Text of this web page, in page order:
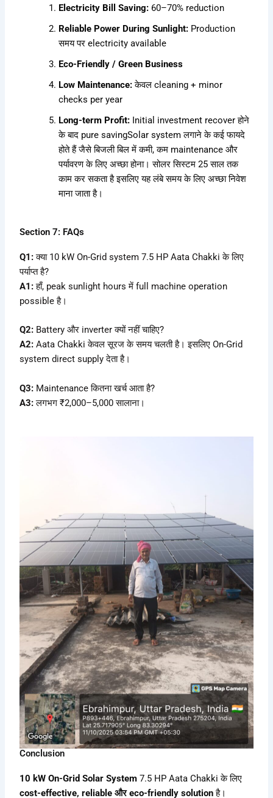
Electricity Bill Saving: 60–70% reduction
Reliable Power During Sunlight: Production
समय पर electricity available
Eco-Friendly / Green Business
Low Maintenance:केवल cleaning + minor
checks per year
Long-term Profit: Initial investment recover होने
के बाद pure savingSolar system लगाने के कई फायदे
होते हैं जैसे बिजली बिल में कमी, कम maintenance और
पर्यावरण के लिए अच्छा होना। सोलर सिस्टम 25 साल तक
काम कर सकता है इसलिए यह लंबे समय के लिए अच्छा निवेश
माना जाता है।
Section 7: FAQs
Q1:क्या 10 kW On-Grid system 7.5 HP Aata Chakki के लिए
पर्याप्त है?
A1:हाँ, peak sunlight hours में full machine operation
possible है।
Q2: Battery और inverter क्यों नहीं चाहिए?
A2: Aata Chakki केवल सूरज के समय चलती है। इसलिए On-Grid
system direct supply देता है।
Q3: Maintenance कितना खर्च आता है?
A3:लगभग ₹2,000–5,000 सालाना।
Conclusion
10 kW On-Grid Solar System 7.5 HP Aata Chakki के लिए
cost-effective, reliable और eco-friendly solutionहै।